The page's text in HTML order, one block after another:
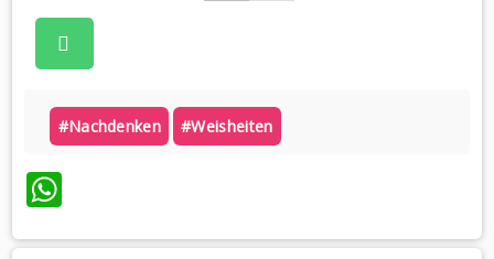
#nachdenken #weisheiten
WhatsApp